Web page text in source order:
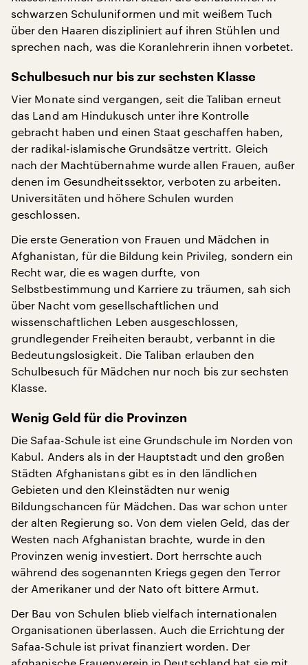
schwarzen Schuluniformen und mit weißem Tuch
über den Haaren diszipliniert auf ihren Stühlen und
sprechen nach, was die Koranlehrerin ihnen vorbetet.
Schulbesuch nur bis zur sechsten Klasse
Vier Monate sind vergangen, seit die Taliban erneut
das Land am Hindukusch unter ihre Kontrolle
gebracht haben und einen Staat geschaffen haben,
der radikal-islamische Grundsätze vertritt. Gleich
nach der Machtübernahme wurde allen Frauen, außer
denen im Gesundheitssektor, verboten zu arbeiten.
Universitäten und höhere Schulen wurden
geschlossen.
Die erste Generation von Frauen und Mädchen in
Afghanistan, für die Bildung kein Privileg, sondern ein
Recht war, die es wagen durfte, von
Selbstbestimmung und Karriere zu träumen, sah sich
über Nacht vom gesellschaftlichen und
wissenschaftlichen Leben ausgeschlossen,
grundlegender Freiheiten beraubt, verbannt in die
Bedeutungslosigkeit. Die Taliban erlauben den
Schulbesuch für Mädchen nur noch bis zur sechsten
Klasse.
Wenig Geld für die Provinzen
Die Safaa-Schule ist eine Grundschule im Norden von
Kabul. Anders als in der Hauptstadt und den großen
Städten Afghanistans gibt es in den ländlichen
Gebieten und den Kleinstädten nur wenig
Bildungschancen für Mädchen. Das war schon unter
der alten Regierung so. Von dem vielen Geld, das der
Westen nach Afghanistan brachte, wurde in den
Provinzen wenig investiert. Dort herrschte auch
während des sogenannten Kriegs gegen den Terror
der Amerikaner und der Nato oft bittere Armut.
Der Bau von Schulen blieb vielfach internationalen
Organisationen überlassen. Auch die Errichtung der
Safaa-Schule ist privat finanziert worden. Der